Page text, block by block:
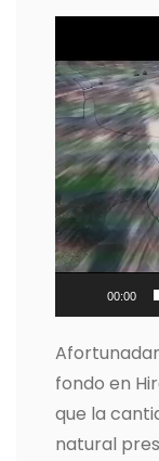
de
vídeo
00:00
fondo en
que la
natural